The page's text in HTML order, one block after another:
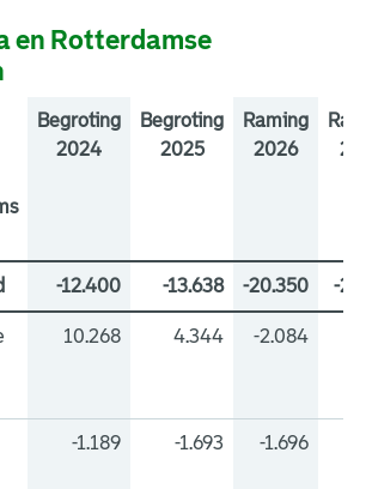
en Rotterdamse
Begroting
2024
Begroting
2025
Raming
2026
-12.400 -13.638 -20.350 -
10.268 4.344 -2.084
-1.189 -1.693 -1.696